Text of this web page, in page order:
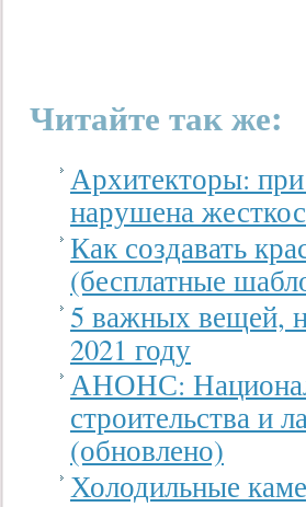
Читайте так же:
Архитекторы:
нарушена
Как создавать
(бесплатные
5 важных вещей,
2021 году
АНОНС:
строительства и
(обновлено)
Холодильные